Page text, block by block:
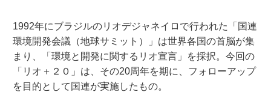
1992年にブラジルのリオデジャネイロで行われた「国連
環境開発会議（地球サミット）」は世界各国の首脳が集
まり、「環境と開発に関するリオ宣言」を採択。今回の
「リオ＋２０」は、その20周年を期に、フォローアップ
を目的として国連が実施したもの。